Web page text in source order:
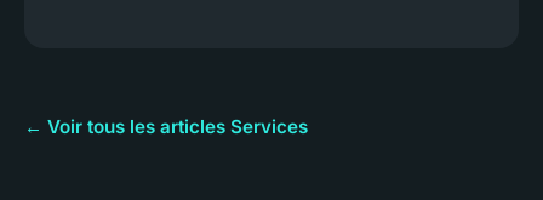
← Voir tous les articles Services